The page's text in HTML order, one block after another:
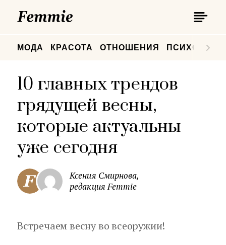
МОДА КРАСОТА ОТНОШЕНИЯ
10 главных трендов
грядущей весны,
которые актуальны
уже сегодня
Ксения Смирнова,
редакция Femmie
Встречаем весну во всеоружии!